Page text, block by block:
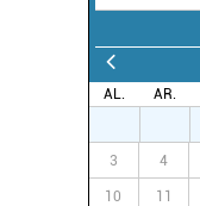
AL. AR.
3 4
10 11